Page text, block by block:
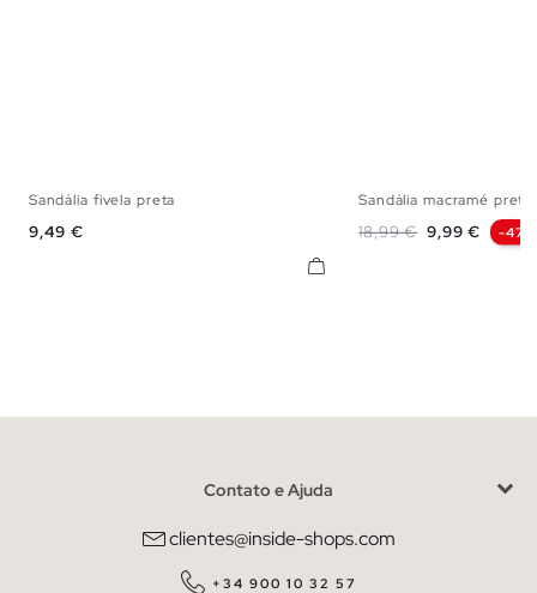
Sandália fivela preta
Preço
9,49 €
Sandália macramé preta
Preço normal
18,99 € Preço
9,99 € -47%
Contato e Ajuda
clientes@inside-shops.com
+34 900 10 32 57